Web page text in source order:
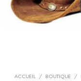
ACCUEIL / BOUTIQUE /